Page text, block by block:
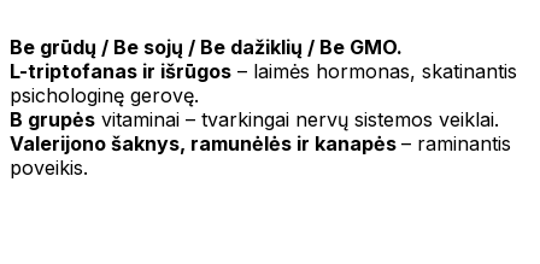
Be grūdų / Be sojų / Be dažiklių / Be GMO.
L-triptofanas ir išrūgos – laimės hormonas, skatinantis
psichologinę gerovę.
B grupės vitaminai – tvarkingai nervų sistemos veiklai.
Valerijono šaknys, ramunėlės ir kanapės – raminantis
poveikis.